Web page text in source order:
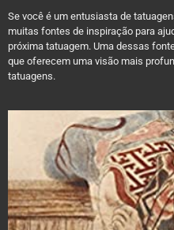
Se você é um entusiasta de
muitas fontes de inspiração para
próxima tatuagem. Uma dessas
que oferecem uma visão mais
tatuagens.